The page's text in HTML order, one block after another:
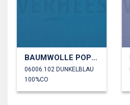
BAUMWOLLE POPELINE
06006.102 DUNKELBLAU
100%CO